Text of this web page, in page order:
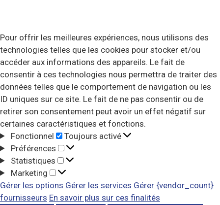
Pour offrir les meilleures expériences, nous utilisons des
technologies telles que les cookies pour stocker et/ou
accéder aux informations des appareils. Le fait de
consentir à ces technologies nous permettra de traiter des
données telles que le comportement de navigation ou les
ID uniques sur ce site. Le fait de ne pas consentir ou de
retirer son consentement peut avoir un effet négatif sur
certaines caractéristiques et fonctions.
Fonctionnel
Toujours activé
Préférences
Statistiques
Marketing
Gérer les options Gérer les services Gérer {vendor_count}
fournisseurs En savoir plus sur ces finalités